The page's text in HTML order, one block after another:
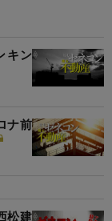
キン
ナ前
松建